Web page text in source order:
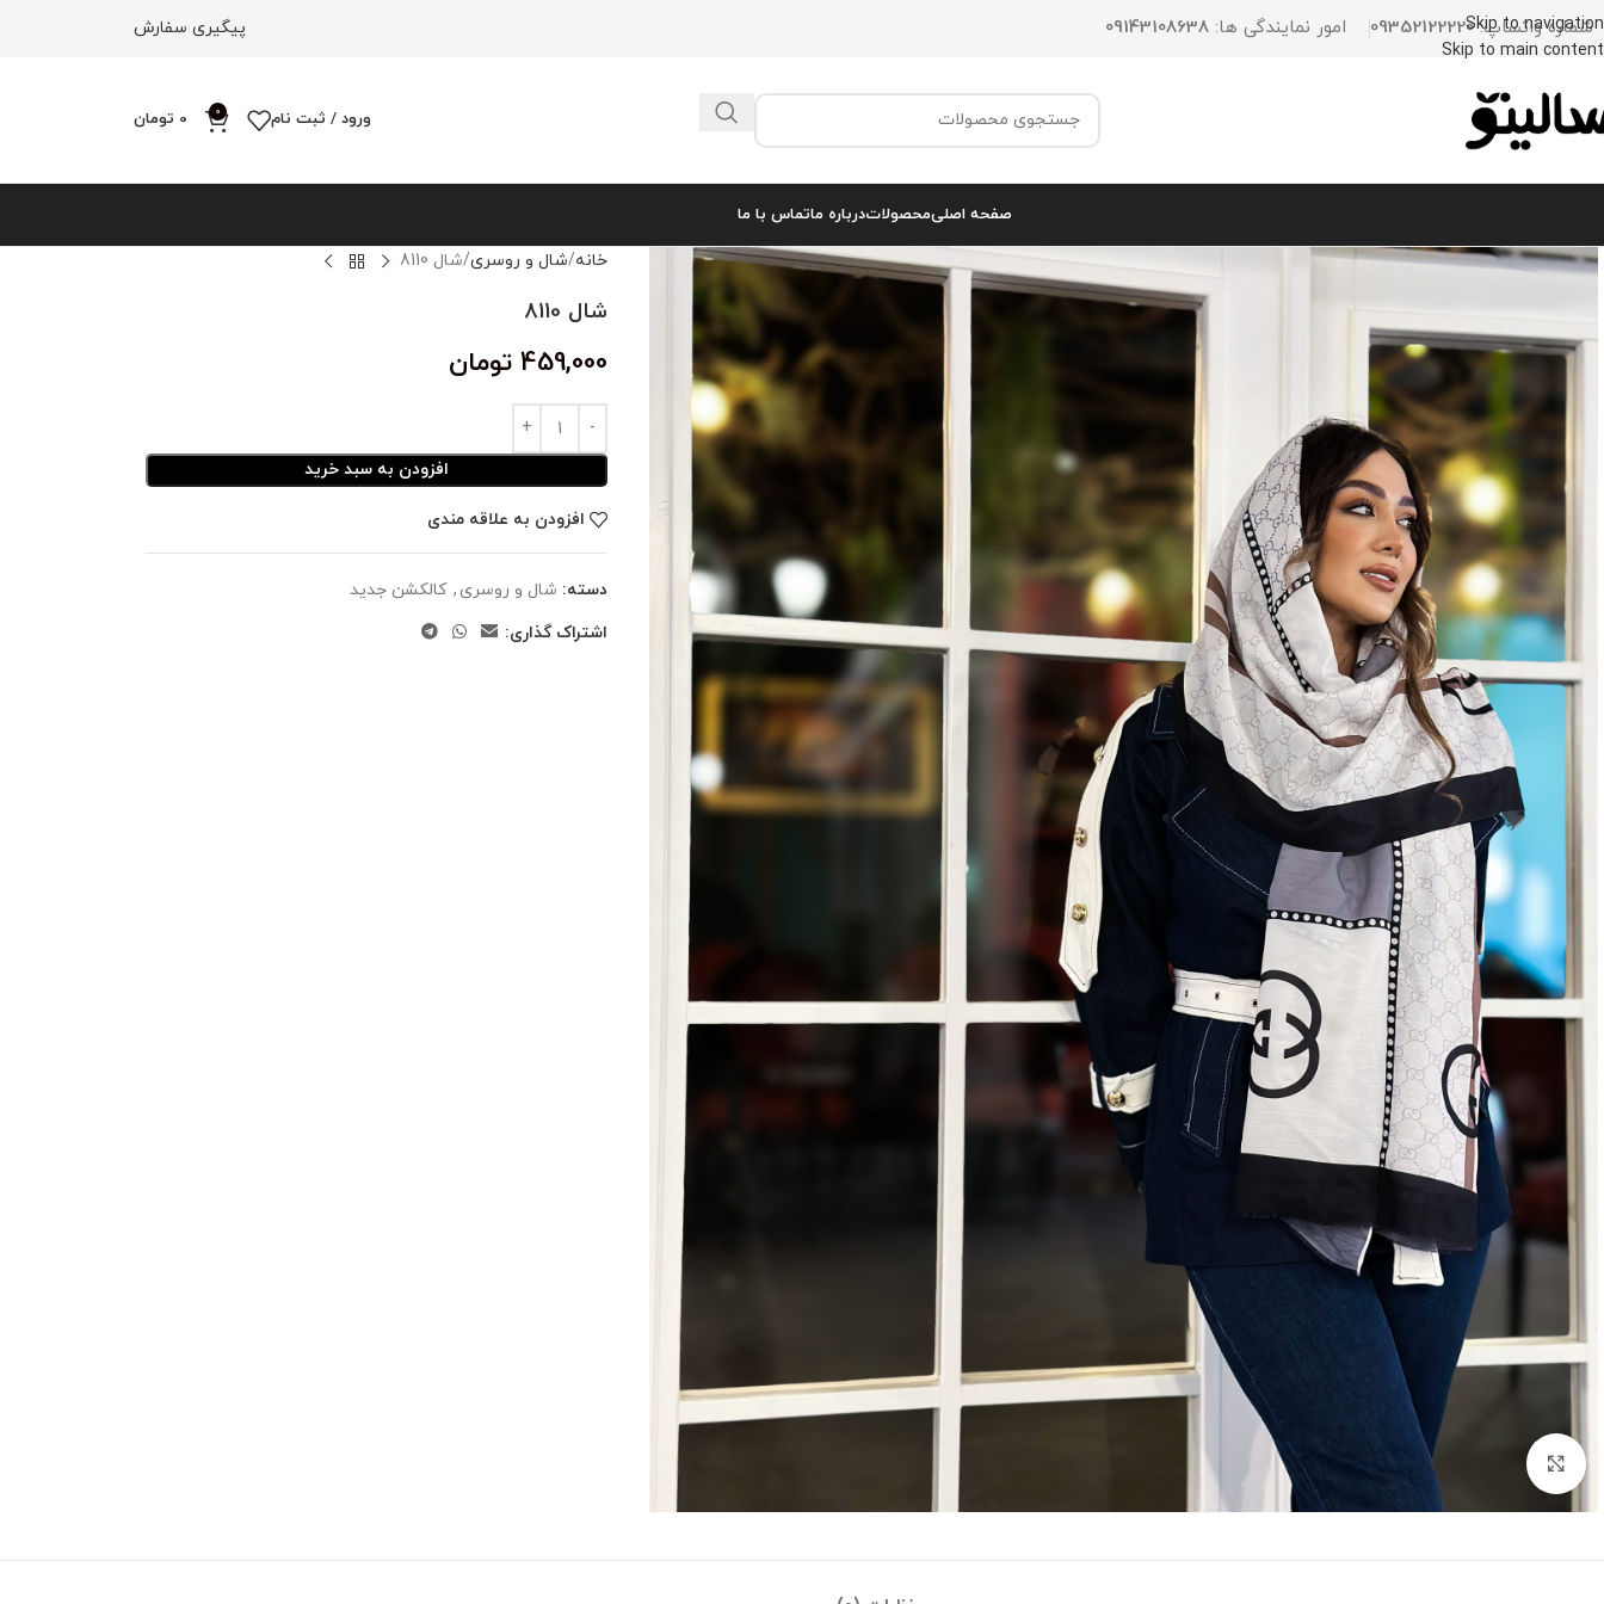
Skip to navigation
Skip to main content
شماره واتساپ:09352122220 امور نمایندگی ها: 09143108638 پیگیری سفارش
ورود / ثبت نام 0
0 تومان
صفحه اصلیمحصولاتدرباره ماتماس با ما
بزرگنمایی تصویر
خانه شال و روسری شال 8110
شال 8110
459,000 تومان
افزودن به سبد خرید
افزودن به علاقه مندی
دسته: شال و روسری , کالکشن جدید
اشتراک گذاری: